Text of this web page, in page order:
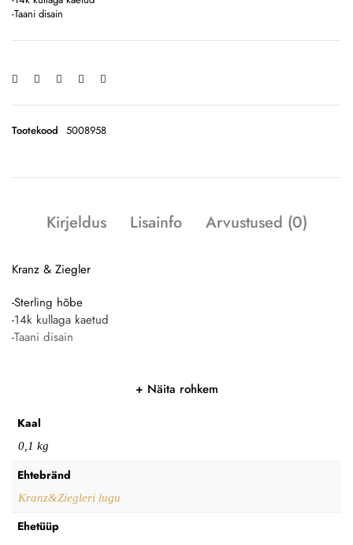
-Taani disain
Tootekood 5008958
Kirjeldus Lisainfo Arvustused (0)
Kranz & Ziegler
-Sterling hõbe
-14k kullaga kaetud
-Taani disain
Näita rohkem
Kaal
0,1 kg
Ehtebränd
Kranz&Ziegleri lugu
Ehetüüp